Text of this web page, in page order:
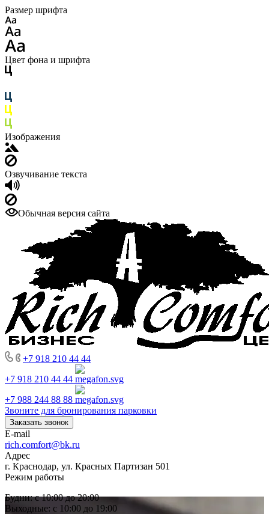
Размер шрифта
Цвет фона и шрифта
Изображения
Озвучивание текста
Обычная версия сайта
+7 918 210 44 44
+7 918 210 44 44
+7 988 244 88 88
Звоните для бронирования парковки
Заказать звонок
E-mail
rich.comfort@bk.ru
Адрес
г. Краснодар, ул. Красных Партизан 501
Режим работы
Будни: с 10:00 до 20:00
Выходные: с 10:00 до 19:00